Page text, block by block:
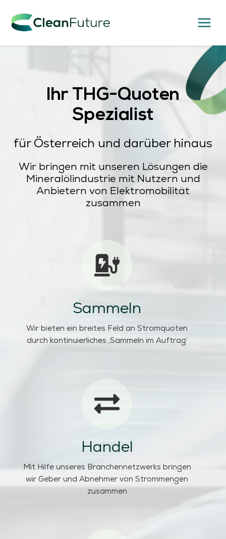
Inhalt
springen
Ihr THG-Quoten
Spezialist
für Österreich und darüber hinaus
Wir bringen mit unseren Lösungen die
Mineralölindustrie mit Nutzern und
Anbietern von Elektromobilität
zusammen
Sammeln
Wir bieten ein breites Feld an Stromquoten
durch kontinuierliches ‚Sammeln im Auftrag‘
Handel
Mit Hilfe unseres Branchennetzwerks bringen
wir Geber und Abnehmer von Strommengen
zusammen